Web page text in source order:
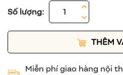
Số lượng:
THÊM
Miễn phí giao hàng nội